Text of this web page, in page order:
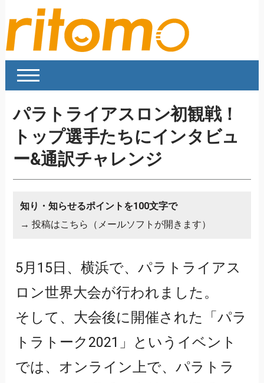
パラトライアスロン初観戦！
トップ選手たちにインタビュ
ー&通訳チャレンジ
知り・知らせるポイントを100文字で
→ 投稿はこちら（メールソフトが開きます）
5月15日、横浜で、パラトライアス
ロン世界大会が行われました。
そして、大会後に開催された「パラ
トラトーク2021」というイベント
では、オンライン上で、パラトラ